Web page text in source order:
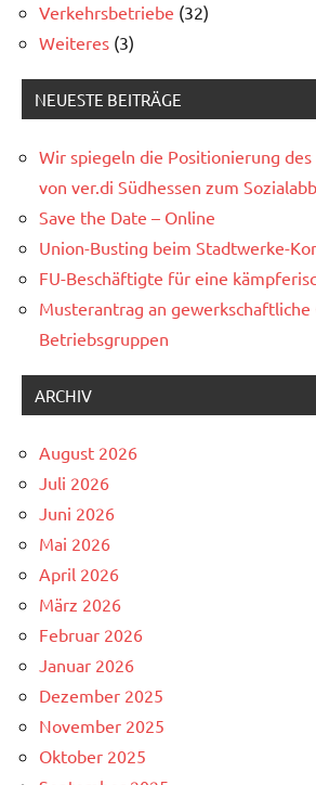
Verkehrsbetriebe (32)
Weiteres (3)
NEUESTE BEITRÄGE
Wir spiegeln die Positionierung
von ver.di Südhessen zum
Save the Date – Online
Union-Busting beim Stadtwerke-
FU-Beschäftigte für eine
Musterantrag an gewerkschaftliche
Betriebsgruppen
ARCHIV
August 2026
Juli 2026
Juni 2026
Mai 2026
April 2026
März 2026
Februar 2026
Januar 2026
Dezember 2025
November 2025
Oktober 2025